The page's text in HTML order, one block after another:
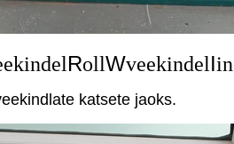
RollWveekindelI
katsete jaoks.